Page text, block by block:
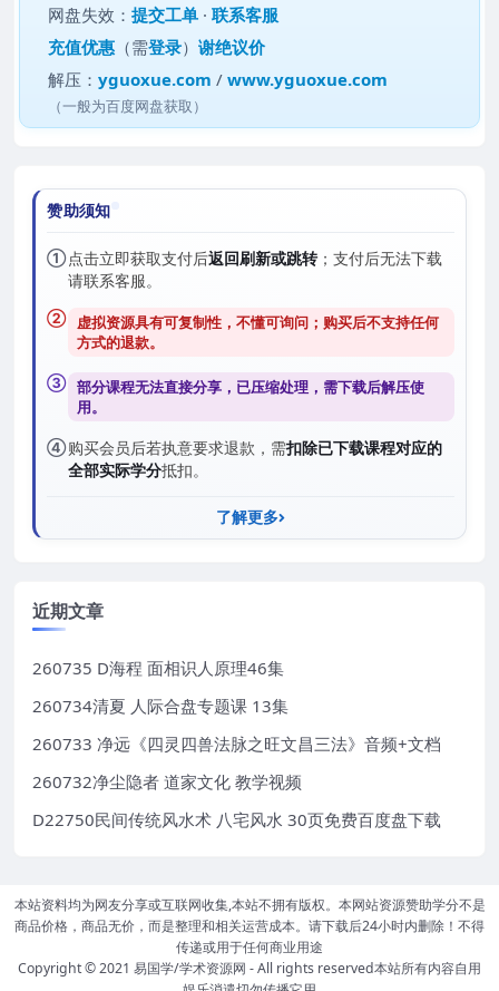
网盘失效：提交工单 ·联系客服
充值优惠 （需登录）谢绝议价
解压：yguoxue.com /www.yguoxue.com
（一般为百度网盘获取）
赞助须知
①点击立即获取支付后返回刷新或跳转；支付后无法下载
请联系客服。
② 虚拟资源具有可复制性，不懂可询问；购买后不支持任何
方式的退款。
③ 部分课程无法直接分享，已压缩处理，需下载后解压使
用。
④购买会员后若执意要求退款，需扣除已下载课程对应的
全部实际学分抵扣。
了解更多
近期文章
260735 D海程 面相识人原理46集
260734清夏 人际合盘专题课 13集
260733 净远《四灵四兽法脉之旺文昌三法》音频+文档
260732净尘隐者 道家文化 教学视频
D22750民间传统风水术 八宅风水 30页免费百度盘下载
本站资料均为网友分享或互联网收集,本站不拥有版权。本网站资源赞助学分不是
商品价格，商品无价，而是整理和相关运营成本。请下载后24小时内删除！不得
传递或用于任何商业用途
Copyright © 2021 易国学/学术资源网 - All rights reserved本站所有内容自用